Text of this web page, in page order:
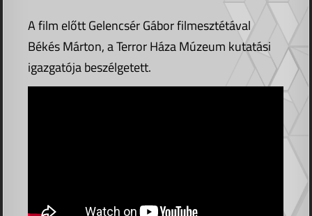
A film előtt Gelencsér Gábor filmesztétával
Békés Márton, a Terror Háza Múzeum kutatási
igazgatója beszélgetett.